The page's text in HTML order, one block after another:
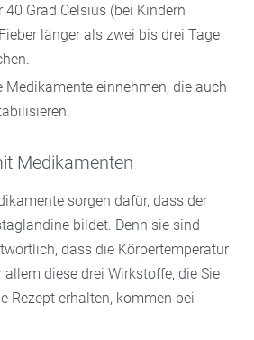
40 Grad Celsius (bei Kindern
länger als zwei bis drei Tage
Medikamente einnehmen, die auch
Medikamenten
sorgen dafür, dass der
bildet. Denn sie sind
dass die Körpertemperatur
diese drei Wirkstoffe, die Sie
Rezept erhalten, kommen bei